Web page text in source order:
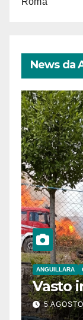
News da
ANGUILLARA
Vasto
5